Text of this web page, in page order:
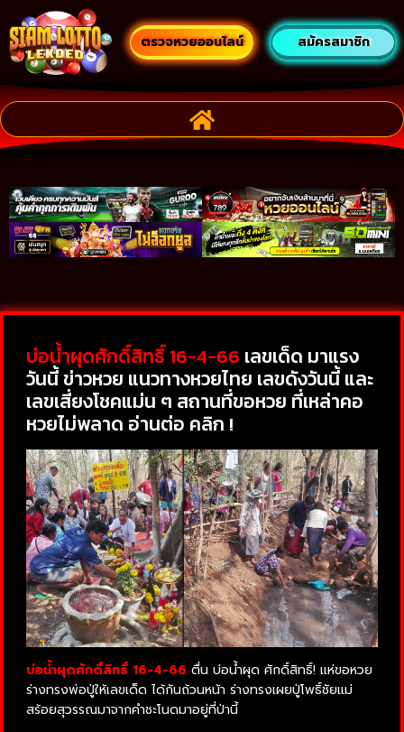
ตรวจหวยออนไลน์ สมัครสมาชิก
บ่อน้ำผุดศักดิ์สิทธิ์ 16-4-66 เลขเด็ด มาแรง
วันนี้ ข่าวหวย แนวทางหวยไทย เลขดังวันนี้ และ
เลขเสี่ยงโชคแม่น ๆ สถานที่ขอหวย ที่เหล่าคอ
หวยไม่พลาด อ่านต่อ คลิก !
บ่อน้ำผุดศักดิ์สิทธิ์ 16-4-66 ตื่น บ่อน้ำผุด ศักดิ์สิทธิ์! แห่ขอหวย
ร่างทรงพ่อปู่ให้เลขเด็ด ได้กันถ้วนหน้า ร่างทรงเผยปู่โพธิ์ชัยแม่
สร้อยสุวรรณมาจากคำชะโนดมาอยู่ที่ป่านี้